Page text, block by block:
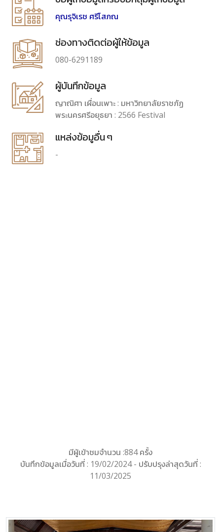
คุณรุจิเรช ศรีโสภณ
ช่องทางติดต่อผู้ให้ข้อมูล
080-6291189
ผู้บันทึกข้อมูล
ญาณิศา เผื่อนเพาะ : มหาวิทยาลัยราชภัฏ
พระนครศรีอยุธยา : 2566 Festival
แหล่งข้อมูอื่น ๆ
-
มีผู้เข้าชมจำนวน :884 ครั้ง
บันทึกข้อมูลเมื่อวันที่ : 19/02/2024 - ปรับปรุงล่าสุดวันที่ :
11/03/2025